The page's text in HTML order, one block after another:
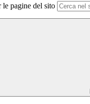
le pagine del sito